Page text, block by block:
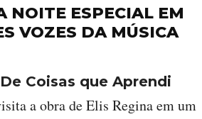
NOITE ESPECIAL EM
VOZES DA MÚSICA
Coisas que Aprendi
a obra de Elis Regina em um